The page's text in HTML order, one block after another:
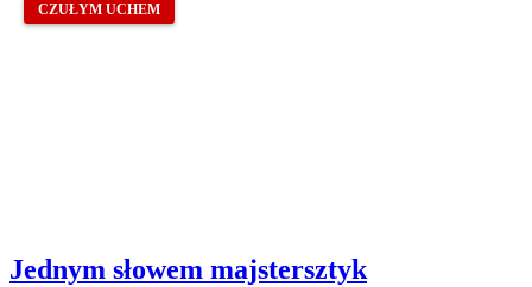
CZUŁYM UCHEM
Jednym słowem majstersztyk